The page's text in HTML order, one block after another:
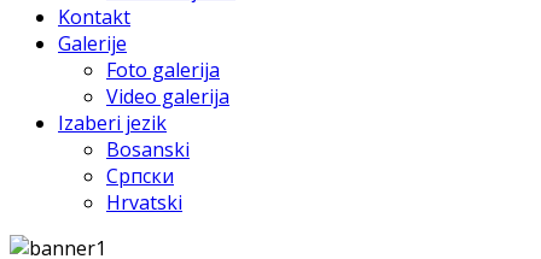
Kontakt
Galerije
Foto galerija
Video galerija
Izaberi jezik
Bosanski
Српски
Hrvatski